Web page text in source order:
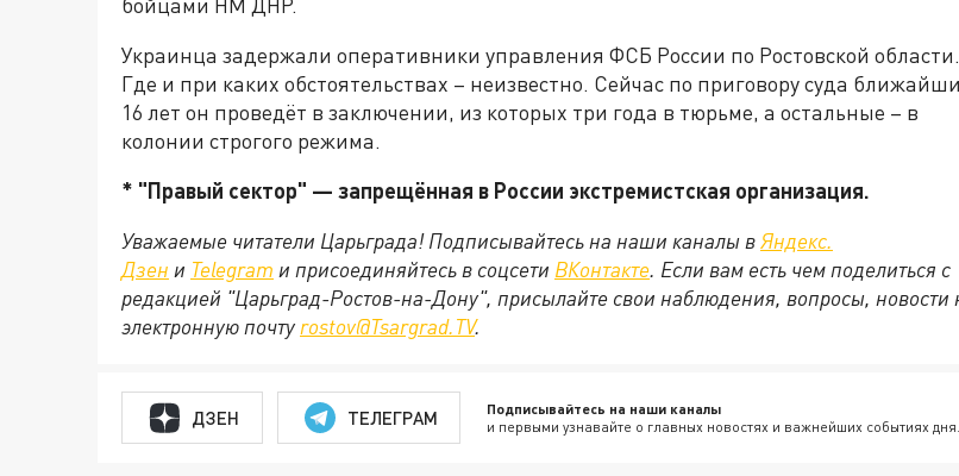
Украинца задержали оперативники управления ФСБ России по Ростовской области.
Где и при каких обстоятельствах – неизвестно. Сейчас по приговору суда
16 лет он проведёт в заключении, из которых три года в тюрьме, а остальные – в
колонии строгого режима.
* "Правый сектор" — запрещённая в России экстремистская организация.
Уважаемые читатели Царьграда! Подписывайтесь на наши каналы вЯндекс.
Дзен и Telegram и присоединяйтесь в соцсети ВКонтакте. Если вам есть чем поделиться с
редакцией "Царьград-Ростов-на-Дону", присылайте свои наблюдения, вопросы, новости
электронную почту rostov@Tsargrad.ТV.
ДЗЕН ТЕЛЕГРАМ Подписывайтесь на наши каналы
и первыми узнавайте о главных новостях и важнейших событиях дня.